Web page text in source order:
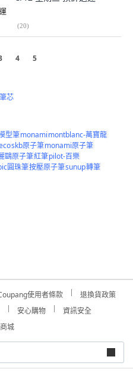
(20)
4 5
筆芯
型筆monamimontblanc-萬寶龍
skb原子筆monami原子筆
鷗原子筆紅筆pilot-百樂
圓珠筆按壓原子筆sunup轉筆
使用者條款
退換貨政策
安心購物
資訊安全
城